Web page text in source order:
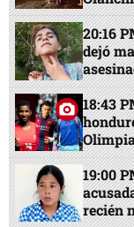
20:16
dejó
18:43
19:00
recién